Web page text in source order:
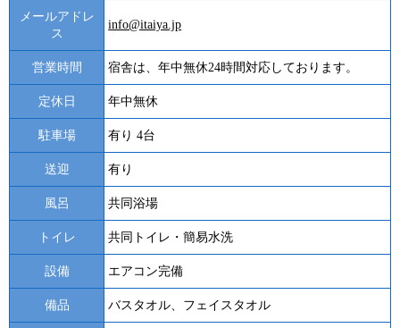
メールアドレ
ス
info@itaiya.jp
営業時間 宿舎は、年中無休24時間対応しております。
定休日 年中無休
駐車場 有り 4台
送迎 有り
風呂 共同浴場
トイレ 共同トイレ・簡易水洗
設備 エアコン完備
備品 バスタオル、フェイスタオル